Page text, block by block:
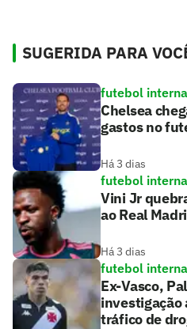
SUGERIDA PARA
futebol
Chelsea
gastos no
Há 3 dias
futebol
Vini Jr
ao Real
Há 3 dias
futebol
Ex-Vasco,
investigação
tráfico de